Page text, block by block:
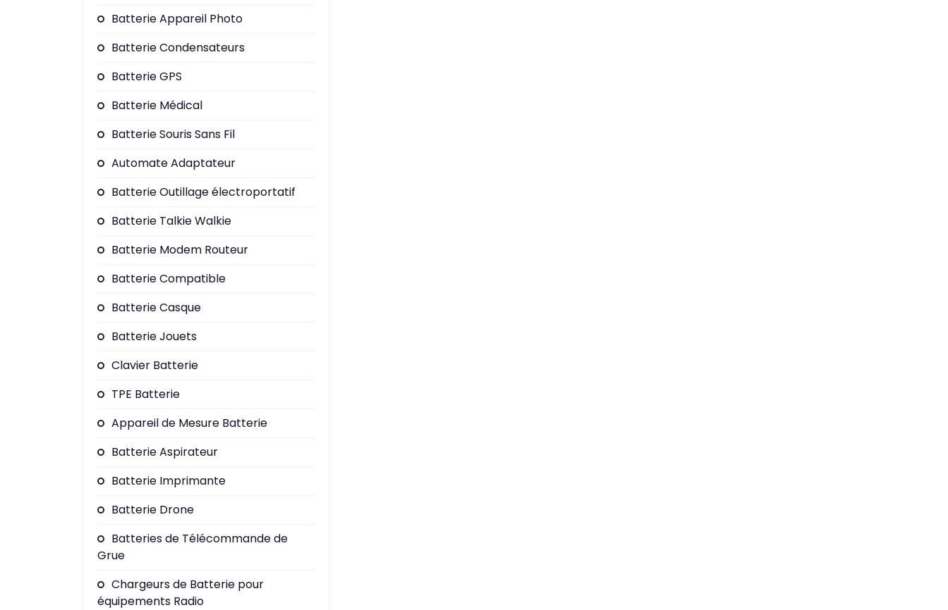
Batterie Appareil Photo
Batterie Condensateurs
Batterie GPS
Batterie Médical
Batterie Souris Sans Fil
Automate Adaptateur
Batterie Outillage électroportatif
Batterie Talkie Walkie
Batterie Modem Routeur
Batterie Compatible
Batterie Casque
Batterie Jouets
Clavier Batterie
TPE Batterie
Appareil de Mesure Batterie
Batterie Aspirateur
Batterie Imprimante
Batterie Drone
Batteries de Télécommande de
Grue
Chargeurs de Batterie pour
équipements Radio